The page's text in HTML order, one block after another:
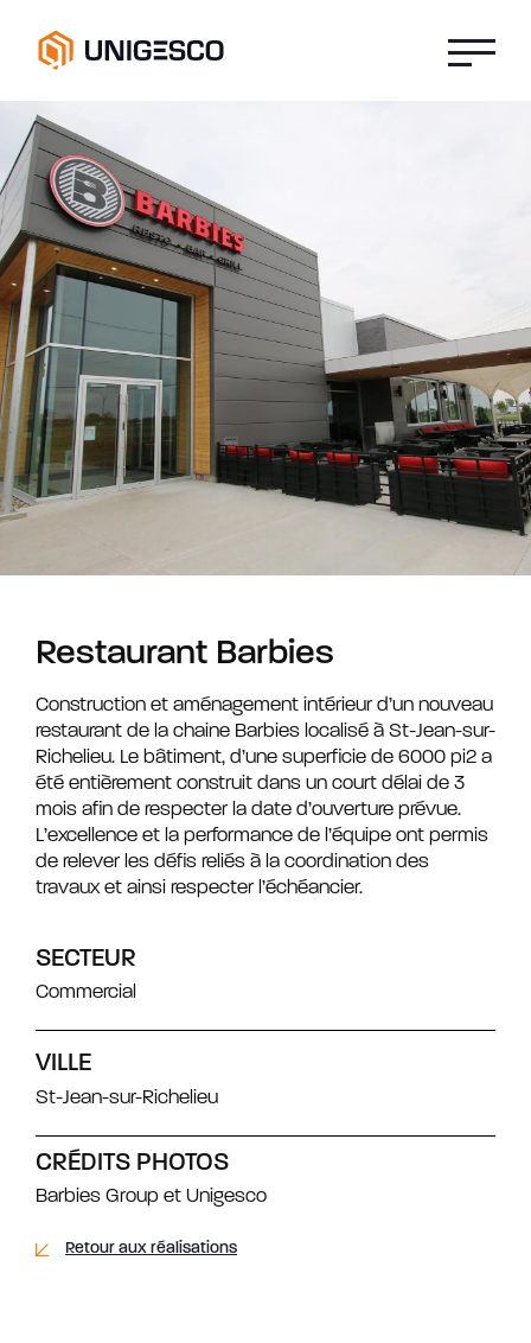
Restaurant Barbies
Construction et aménagement intérieur d’un nouveau
restaurant de la chaine Barbies localisé à St-Jean-sur-
Richelieu. Le bâtiment, d’une superficie de 6000 pi2 a
été entièrement construit dans un court délai de 3
mois afin de respecter la date d’ouverture prévue.
L’excellence et la performance de l’équipe ont permis
de relever les défis reliés à la coordination des
travaux et ainsi respecter l’échéancier.
SECTEUR
Commercial
VILLE
St-Jean-sur-Richelieu
CRÉDITS PHOTOS
Barbies Group et Unigesco
Retour aux réalisations